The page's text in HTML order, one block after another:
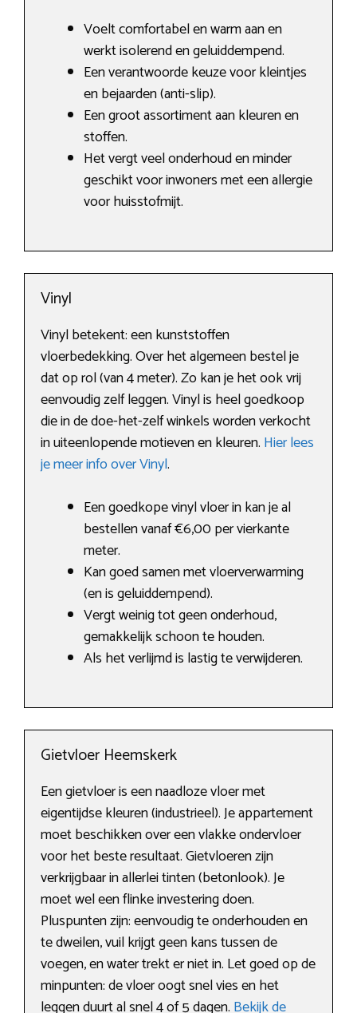
Voelt comfortabel en warm aan en
werkt isolerend en geluiddempend.
Een verantwoorde keuze voor kleintjes
en bejaarden (anti-slip).
Een groot assortiment aan kleuren en
stoffen.
Het vergt veel onderhoud en minder
geschikt voor inwoners met een allergie
voor huisstofmijt.
Vinyl
Vinyl betekent: een kunststoffen
vloerbedekking. Over het algemeen bestel je
dat op rol (van 4 meter). Zo kan je het ook vrij
eenvoudig zelf leggen. Vinyl is heel goedkoop
die in de doe-het-zelf winkels worden verkocht
in uiteenlopende motieven en kleuren. Hier lees
je meer info over Vinyl.
Een goedkope vinyl vloer in kan je al
bestellen vanaf €6,00 per vierkante
meter.
Kan goed samen met vloerverwarming
(en is geluiddempend).
Vergt weinig tot geen onderhoud,
gemakkelijk schoon te houden.
Als het verlijmd is lastig te verwijderen.
Gietvloer Heemskerk
Een gietvloer is een naadloze vloer met
eigentijdse kleuren (industrieel). Je appartement
moet beschikken over een vlakke ondervloer
voor het beste resultaat. Gietvloeren zijn
verkrijgbaar in allerlei tinten (betonlook). Je
moet wel een flinke investering doen.
Pluspunten zijn: eenvoudig te onderhouden en
te dweilen, vuil krijgt geen kans tussen de
voegen, en water trekt er niet in. Let goed op de
minpunten: de vloer oogt snel vies en het
leggen duurt al snel 4 of 5 dagen. Bekijk de